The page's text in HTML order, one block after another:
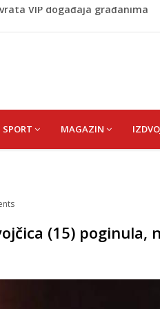
kolu Premijer lige BiH
HUSEIN-BEKTAŠ
VIP događaja građanima
SPORT MAGAZIN
(15) poginula,